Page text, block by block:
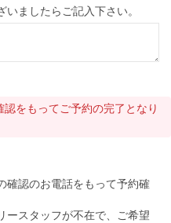
ましたらご記入下さい。
をもってご予約の完了となり
確認のお電話をもって予約確
ースタッフが不在で、ご希望